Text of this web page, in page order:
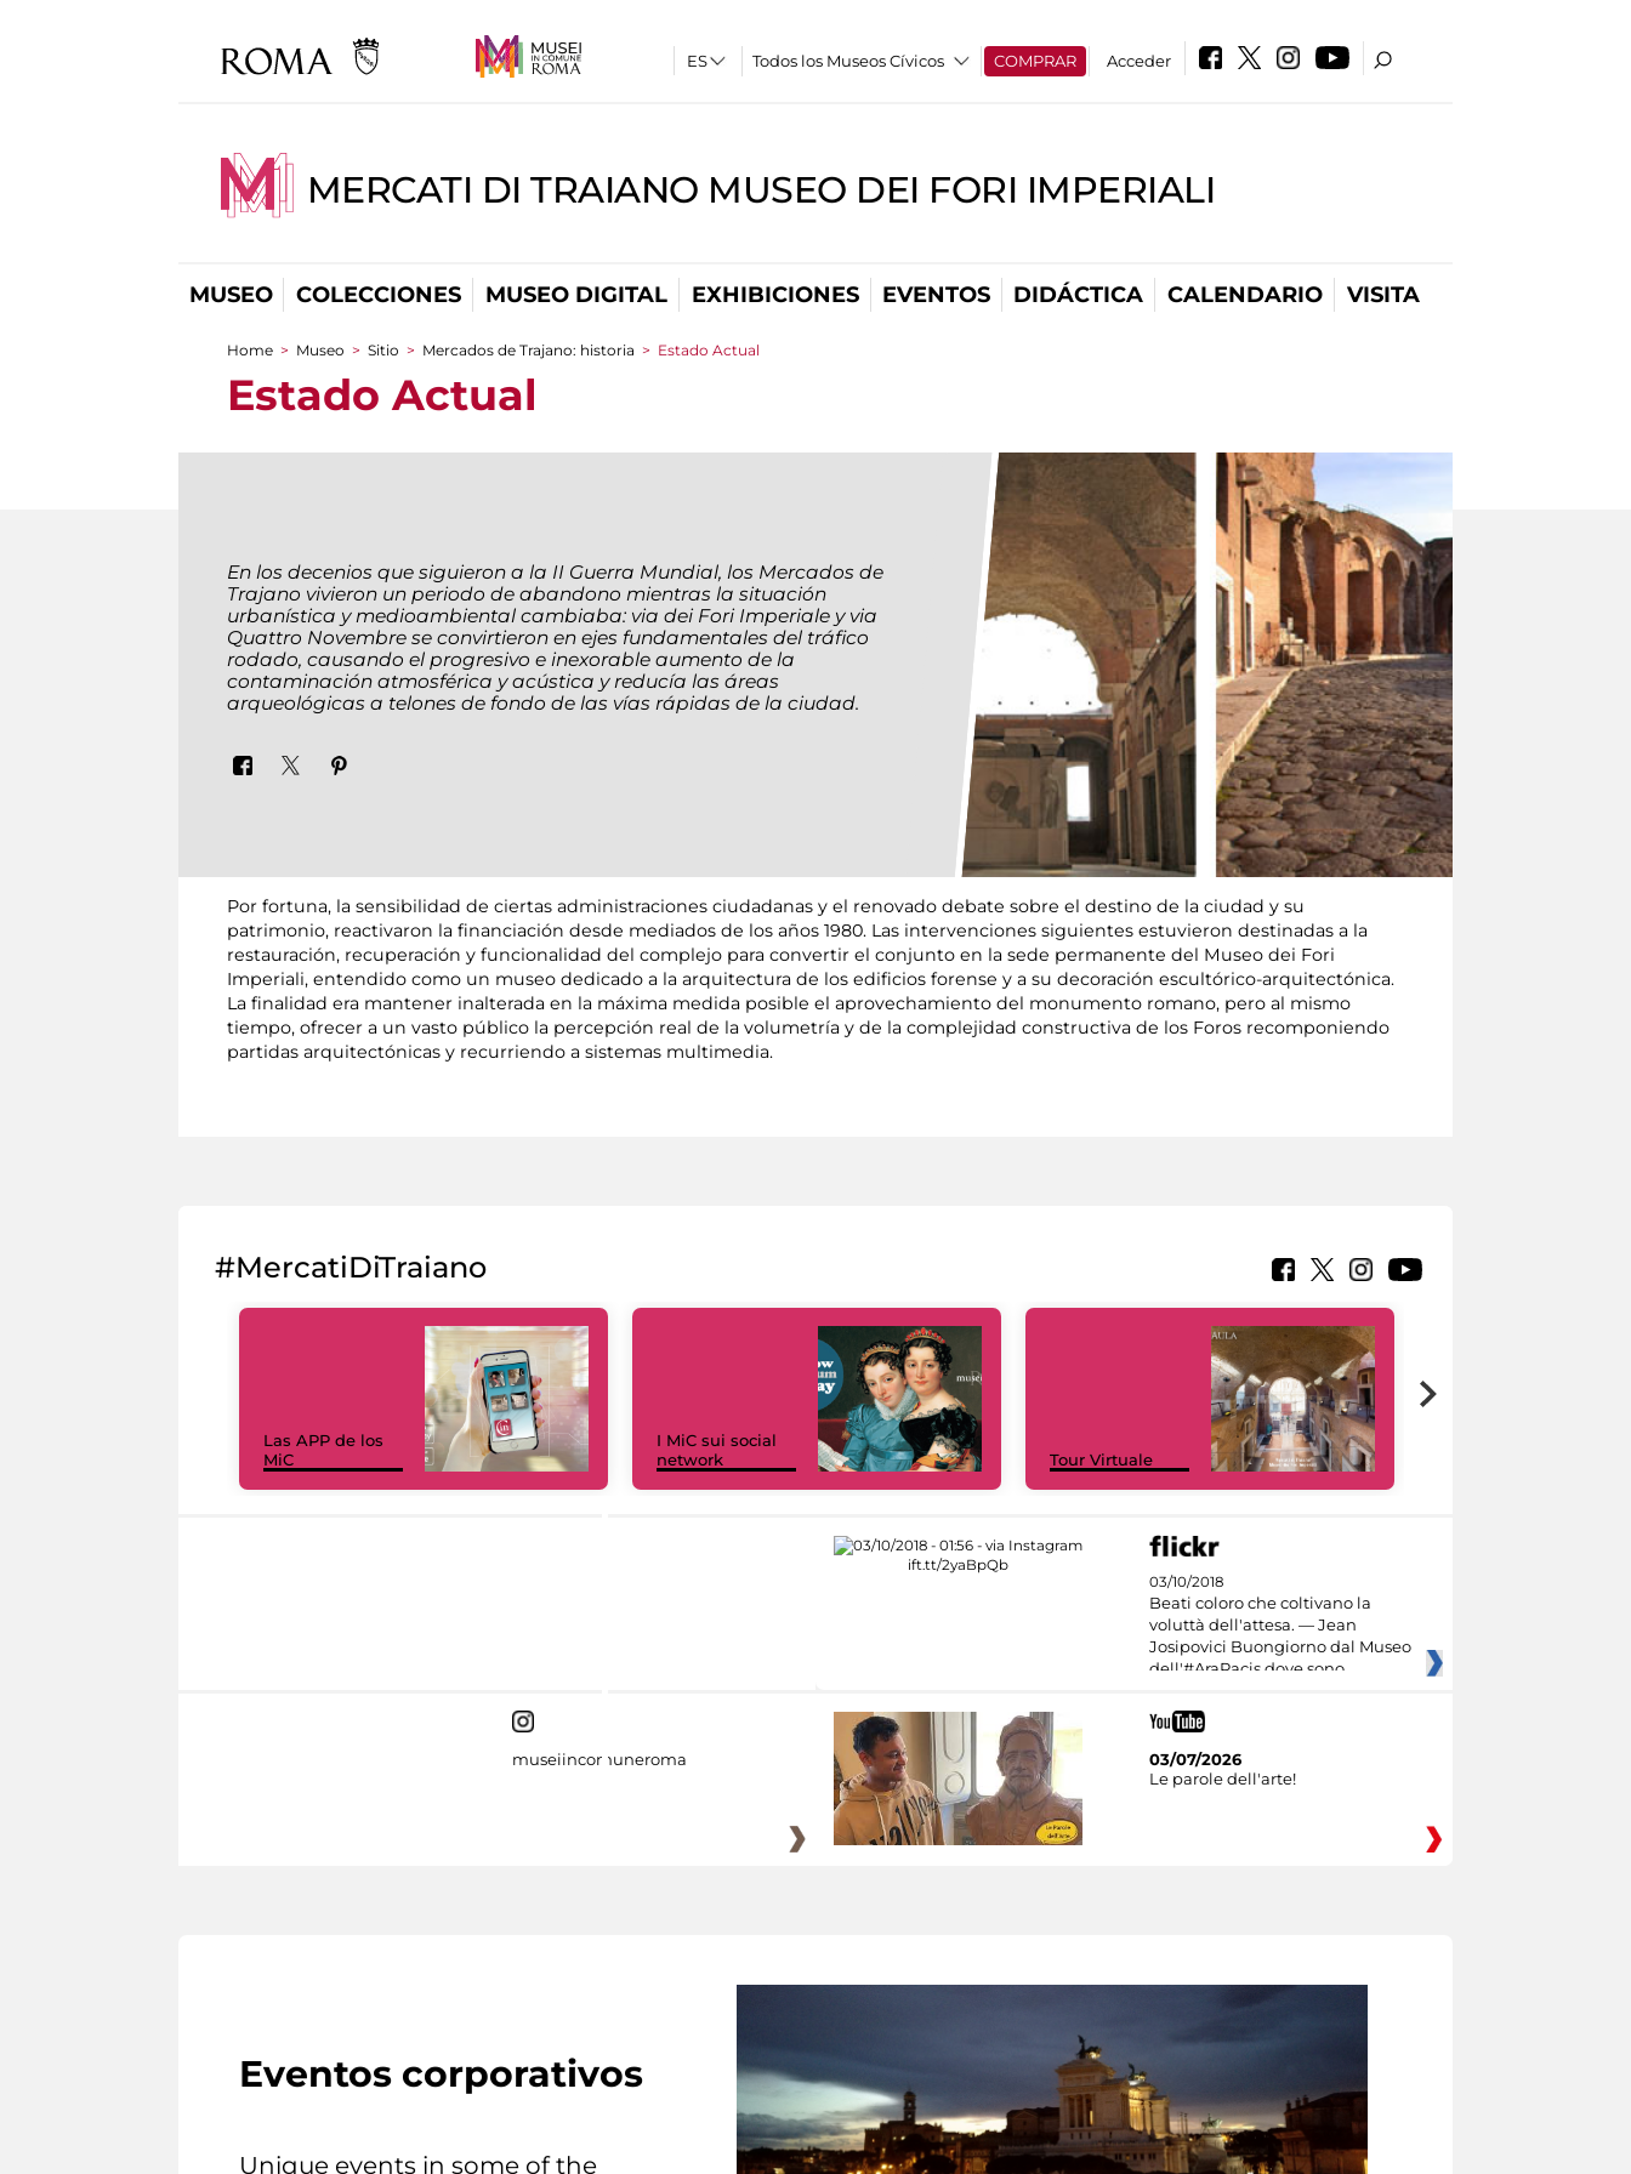
Todos los Museos Cívicos COMPRAR Acceder
MERCATI DI TRAIANO MUSEO DEI FORI IMPERIALI
MUSEO COLECCIONES MUSEO DIGITAL EXHIBICIONES EVENTOS DIDÁCTICA CALENDARIO VISITA
You are here
Home > Museo > Sitio > Mercados de Trajano: historia > Estado Actual
Estado Actual
En los decenios que siguieron a la II Guerra Mundial, los Mercados de
Trajano vivieron un periodo de abandono mientras la situación
urbanística y medioambiental cambiaba: via dei Fori Imperiale y via
Quattro Novembre se convirtieron en ejes fundamentales del tráfico
rodado, causando el progresivo e inexorable aumento de la
contaminación atmosférica y acústica y reducía las áreas
arqueológicas a telones de fondo de las vías rápidas de la ciudad.
Por fortuna, la sensibilidad de ciertas administraciones ciudadanas y el renovado debate sobre el destino de la ciudad y su
patrimonio, reactivaron la financiación desde mediados de los años 1980. Las intervenciones siguientes estuvieron destinadas a la
restauración, recuperación y funcionalidad del complejo para convertir el conjunto en la sede permanente del Museo dei Fori
Imperiali, entendido como un museo dedicado a la arquitectura de los edificios forense y a su decoración escultórico-arquitectónica.
La finalidad era mantener inalterada en la máxima medida posible el aprovechamiento del monumento romano, pero al mismo
tiempo, ofrecer a un vasto público la percepción real de la volumetría y de la complejidad constructiva de los Foros recomponiendo
partidas arquitectónicas y recurriendo a sistemas multimedia.
#MercatiDiTraiano
Las APP de los
MiC
I MiC sui social
network
Tour Virtuale
03/10/2018
Beati coloro che coltivano la
voluttà dell'attesa. — Jean
Josipovici Buongiorno dal Museo
dell'#AraPacis dove sono
museiincomuneroma
03/07/2026
Le parole dell'arte!
Eventos corporativos
Unique events in some of the